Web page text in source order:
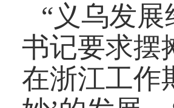
“义乌发
书记要求摆
在浙江工作